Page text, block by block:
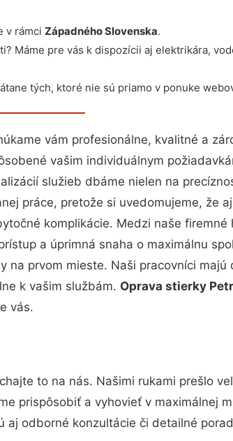
v rámci Západného Slovenska.
Máme pre vás k dispozícii aj elektrikára,
tých, ktoré nie sú priamo v ponuke
vám profesionálne, kvalitné a
vašim individuálnym
služieb dbáme nielen na
práce, pretože si uvedomujeme, že
komplikácie. Medzi naše firemné
a úprimná snaha o maximálnu
na prvom mieste. Naši pracovníci majú
k vašim službám. Oprava stierky
vás.
to na nás. Našimi rukami prešlo
prispôsobiť a vyhovieť v maximálnej
aj odborné konzultácie či detailné